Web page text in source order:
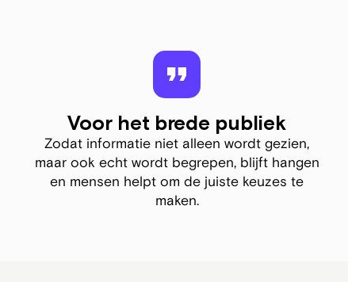
Voor het brede publiek
Zodat informatie niet alleen wordt gezien,
maar ook echt wordt begrepen, blijft hangen
en mensen helpt om de juiste keuzes te
maken.